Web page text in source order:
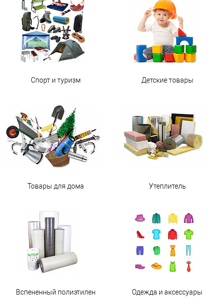
Спорт и туризм Детские товары
Товары для дома Утеплитель
Вспененный полиэтилен Одежда и аксессуары